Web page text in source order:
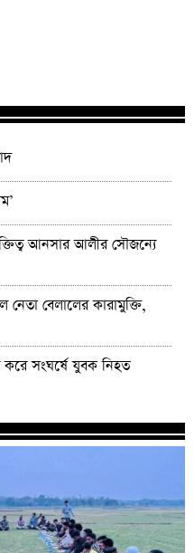
আনসার আলীর সৌজন্যে
নেতা বেলালের কারামুক্তি,
করে সংঘর্ষে যুবক নিহত